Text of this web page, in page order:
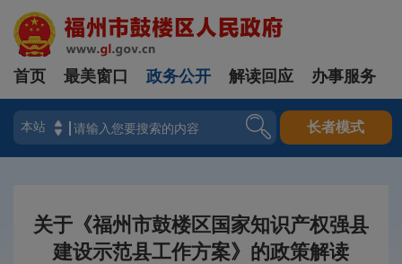
登录
首页 最美窗口 政务公开 解读回应 办事服务
长者模式
关于《福州市鼓楼区国家知识产权强县
建设示范县工作方案》的政策解读